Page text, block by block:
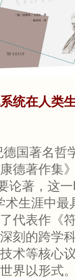
统在人类
国著名哲
德著作集
论著，这
术生涯中最
代表作《
刻的跨学
术等核心
界以形式